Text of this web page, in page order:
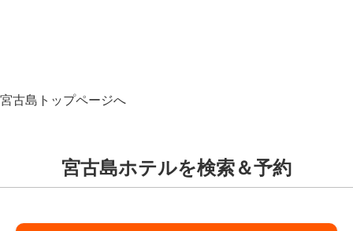
宮古島トップページへ
宮古島ホテルを検索＆予約